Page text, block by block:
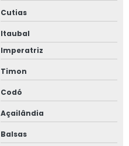
Cutias
Itaubal
Imperatriz
Timon
Codó
Açailândia
Balsas